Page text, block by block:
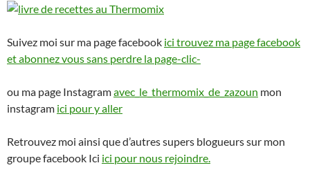
Suivez moi sur ma page facebook ici trouvez ma page facebook
et abonnez vous sans perdre la page-clic-
ou ma page Instagramavec_le_thermomix_de_zazoun mon
instagram ici pour y aller
Retrouvez moi ainsi que d’autres supers blogueurs sur mon
groupe facebook Ici ici pour nous rejoindre.